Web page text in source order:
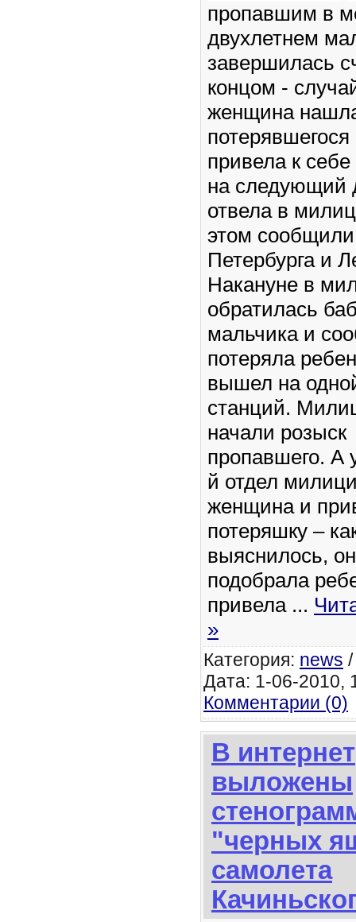
пропавшим в
двухлетнем
завершилась
концом -
женщина
привела к
на следующий
отвела в
этом
Петербурга и
Накануне в
обратилась
мальчика и
потеряла
вышел на
станций.
начали розыск
пропавшего. А
й отдел
женщина и
потеряшку –
выяснилось,
подобрала
привела ...
»
Категория: news
Дата: 1-06-2010,
Комментарии (0)
В интернет
выложены
"черных
самолета